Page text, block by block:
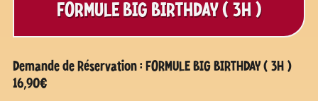
FORMULE BIG BIRTHDAY ( 3H )
Demande de Réservation : FORMULE BIG BIRTHDAY ( 3H )
16,90€